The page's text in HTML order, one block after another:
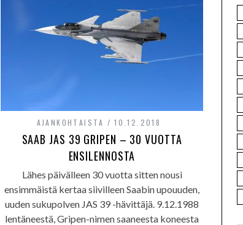
AJANKOHTAISTA 10.12.2018
SAAB JAS 39 GRIPEN – 30 VUOTTA
ENSILENNOSTA
Lähes päivälleen 30 vuotta sitten nousi
ensimmäistä kertaa siivilleen Saabin upouuden,
uuden sukupolven JAS 39 -hävittäjä. 9.12.1988
lentäneestä, Gripen-nimen saaneesta koneesta